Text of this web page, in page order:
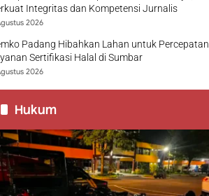
Integritas dan Kompetensi Jurnalis
2026
Padang Hibahkan Lahan untuk Percepatan
Sertifikasi Halal di Sumbar
2026
Hukum